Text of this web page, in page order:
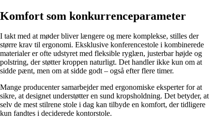
Komfort som konkurrenceparameter
I takt med at møder bliver længere og mere komplekse, stilles der
større krav til ergonomi. Eksklusive konferencestole i kombinerede
materialer er ofte udstyret med fleksible ryglæn, justerbar højde og
polstring, der støtter kroppen naturligt. Det handler ikke kun om at
sidde pænt, men om at sidde godt – også efter flere timer.
Mange producenter samarbejder med ergonomiske eksperter for at
sikre, at designet understøtter en sund kropsholdning. Det betyder, at
selv de mest stilrene stole i dag kan tilbyde en komfort, der tidligere
kun fandtes i deciderede kontorstole.